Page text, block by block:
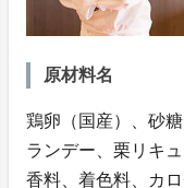
原材料名
鶏卵（国産）、砂
ランデー、栗リキ
香料、着色料、カ